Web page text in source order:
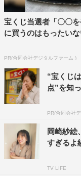
宝くじ当選者「〇〇
に買うのはもったいな
PR(合同会社デジタルファーム )
“宝くじ
点”を知
PR(合同会社
岡崎紗絵
すぎるよ
TV LIFE